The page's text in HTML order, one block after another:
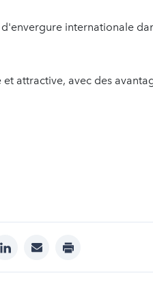
internationale
attractive, avec des
linkedinmail print